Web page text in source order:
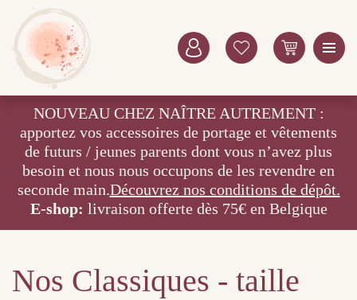
NOUVEAU CHEZ NAÎTRE AUTREMENT :
apportez vos accessoires de portage et vêtements
de futurs / jeunes parents dont vous n’avez plus
besoin et nous nous occupons de les revendre en
seconde main.Découvrez nos conditions de dépôt.
E-shop: livraison offerte dès 75€ en Belgique
Nos Classiques - taille